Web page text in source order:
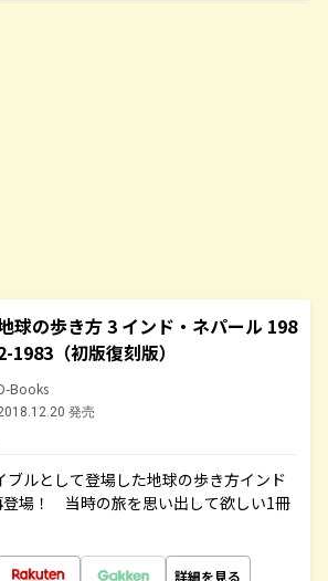
球の歩き方 3 インド・ネパール 198
1983（初版復刻版）
Books
発売
ブルとして登場した地球の歩き方インド
登場！ 当時の旅を思い出して欲しい1冊
詳細を見る